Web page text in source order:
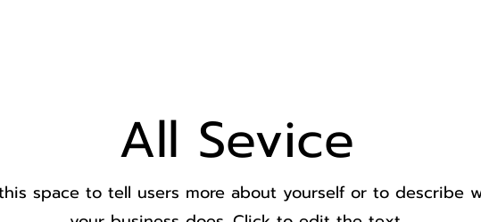
All Sevice
space to tell users more about yourself or to describe